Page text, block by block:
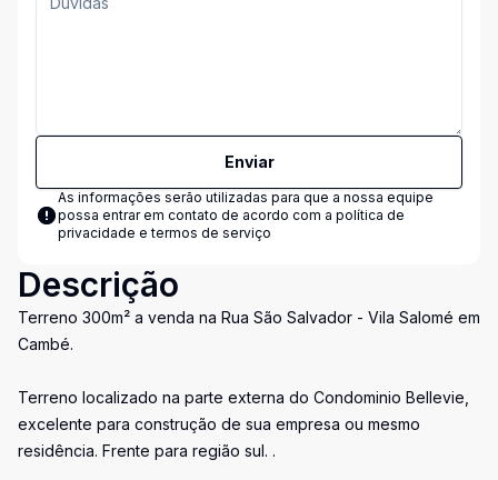
Enviar
As informações serão utilizadas para que a nossa equipe
possa entrar em contato de acordo com a política de
privacidade e termos de serviço
Descrição
Terreno 300m² a venda na Rua São Salvador - Vila Salomé em
Cambé.
Terreno localizado na parte externa do Condominio Bellevie,
excelente para construção de sua empresa ou mesmo
residência. Frente para região sul. .